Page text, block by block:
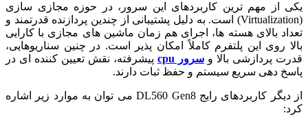
یکی از مهم ترین کاربردهای این سرور، در حوزه مجازی سازی
(Virtualization) است. به دلیل پشتیبانی از چندین پردازنده قدرتمند و
تعداد بالای هسته ها، اجرای هم زمان ماشین های مجازی با کارایی
بالا روی این پلتفرم کاملاً امکان پذیر است. در چنین سناریوهایی،
قدرت پردازشی بالا و سرور cpu
پیشرفته، نقش تعیین کننده ای در
پاسخ دهی سریع سیستم و حفظ ثبات دارند.
از دیگر کاربردهای رایج DL560 Gen8 می توان به موارد زیر اشاره
کرد: